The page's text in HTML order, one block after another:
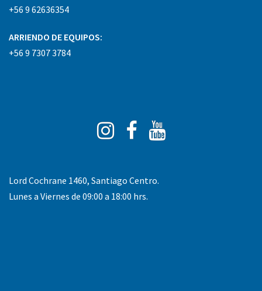
+56 9 62636354
ARRIENDO DE EQUIPOS:
+56 9 7307 3784
Instagram
Facebook
Tube
Lord Cochrane 1460, Santiago Centro.
Lunes a Viernes de 09:00 a 18:00 hrs.